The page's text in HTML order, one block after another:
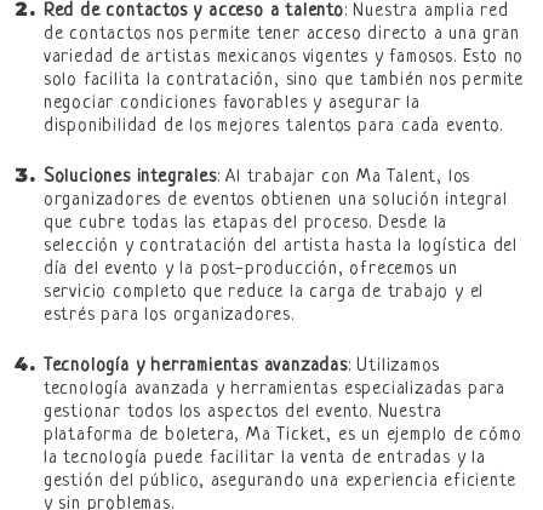
Red de contactos y acceso a talento: Nuestra amplia red
de contactos nos permite tener acceso directo a una gran
variedad de artistas mexicanos vigentes y famosos. Esto no
solo facilita la contratación, sino que también nos permite
negociar condiciones favorables y asegurar la
disponibilidad de los mejores talentos para cada evento.
Soluciones integrales: Al trabajar con Ma Talent, los
organizadores de eventos obtienen una solución integral
que cubre todas las etapas del proceso. Desde la
selección y contratación del artista hasta la logística del
día del evento y la post-producción, ofrecemos un
servicio completo que reduce la carga de trabajo y el
estrés para los organizadores.
Tecnología y herramientas avanzadas: Utilizamos
tecnología avanzada y herramientas especializadas para
gestionar todos los aspectos del evento. Nuestra
plataforma de boletera, Ma Ticket, es un ejemplo de cómo
la tecnología puede facilitar la venta de entradas y la
gestión del público, asegurando una experiencia eficiente
y sin problemas.